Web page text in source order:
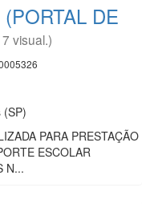
DE
visual.)
(SP)
PARA PRESTAÇÃO
ESCOLAR
N...